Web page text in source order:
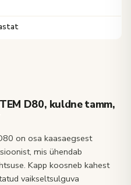
D80, kuldne tamm,
on osa kaasaegsest
mis ühendab
Kapp koosneb kahest
vaikseltsulguva